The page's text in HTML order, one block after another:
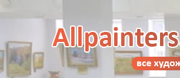
Картины классиков
и современников